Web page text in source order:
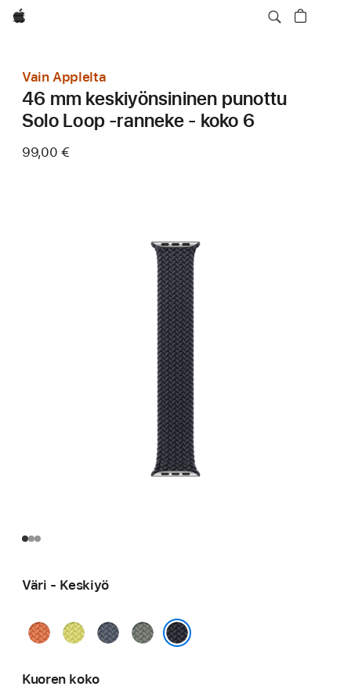
Apple
Vain Applelta
46 mm keskiyönsininen punottu
Solo Loop ‑ranneke - koko 6
99,00 €
Väri - Keskiyö
KurkumaNeonkeltainen
Ankkurinsininen
Vihreänharmaa
Kuoren koko